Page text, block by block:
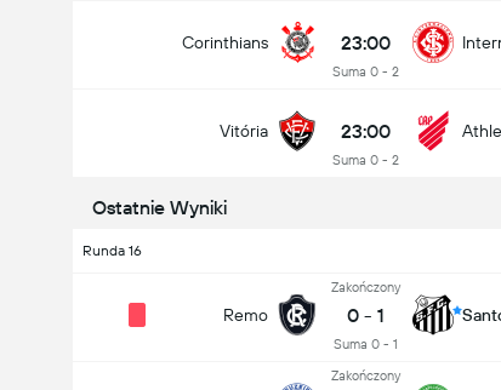
Corinthians 23:00
Suma 0 - 2
Vitória 23:00
Suma 0 - 2
Ostatnie Wyniki
Runda 16
Remo
Zakończony
0 - 1
Suma 0 - 1
Zakończony
Dziś
Athletico-PR
Kto wygra?